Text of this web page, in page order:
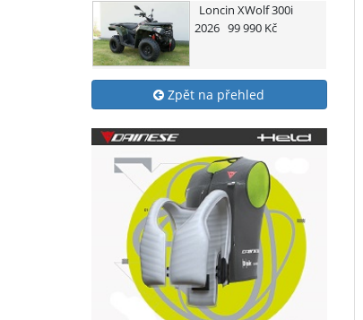
Loncin XWolf 300i
2026 99 990 Kč
Zpět na přehled